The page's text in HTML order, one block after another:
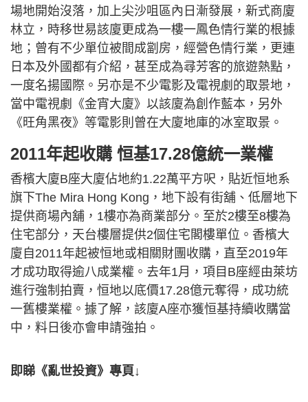
場地開始沒落，加上尖沙咀區內日漸發展，新式商廈
林立，時移世易該廈更成為一樓一鳳色情行業的根據
地；曾有不少單位被間成劏房，經營色情行業，更連
日本及外國都有介紹，甚至成為尋芳客的旅遊熱點，
一度名揚國際。另亦是不少電影及電視劇的取景地，
當中電視劇《金宵大廈》以該廈為創作藍本，另外
《旺角黑夜》等電影則曾在大廈地庫的冰室取景。
2011年起收購 恒基17.28億統一業權
香檳大廈B座大廈佔地約1.22萬平方呎，貼近恒地系
旗下The Mira Hong Kong，地下設有街舖、低層地下
提供商場內舖，1樓亦為商業部分。至於2樓至8樓為
住宅部分，天台樓層提供2個住宅閣樓單位。香檳大
廈自2011年起被恒地或相關財團收購，直至2019年
才成功取得逾八成業權。去年1月，項目B座經由萊坊
進行強制拍賣，恒地以底價17.28億元奪得，成功統
一舊樓業權。據了解，該廈A座亦獲恒基持續收購當
中，料日後亦會申請強拍。
即睇《亂世投資》專頁↓